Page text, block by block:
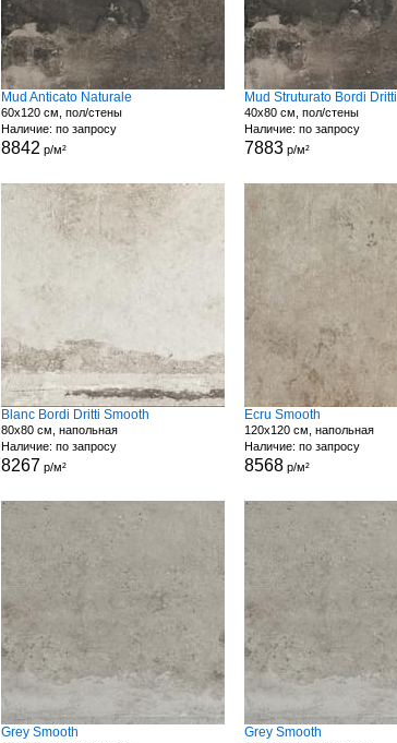
Mud Anticato Naturale
60x120 см, пол/стены
Наличие: по запросу
8842 р/м²
Mud Struturato Bordi Dritti
40x80 см, пол/стены
Наличие: по запросу
7883 р/м²
Blanc Bordi Dritti Smooth
80x80 см, напольная
Наличие: по запросу
8267 р/м²
Ecru Smooth
120x120 см, напольная
Наличие: по запросу
8568 р/м²
Grey Smooth Grey Smooth